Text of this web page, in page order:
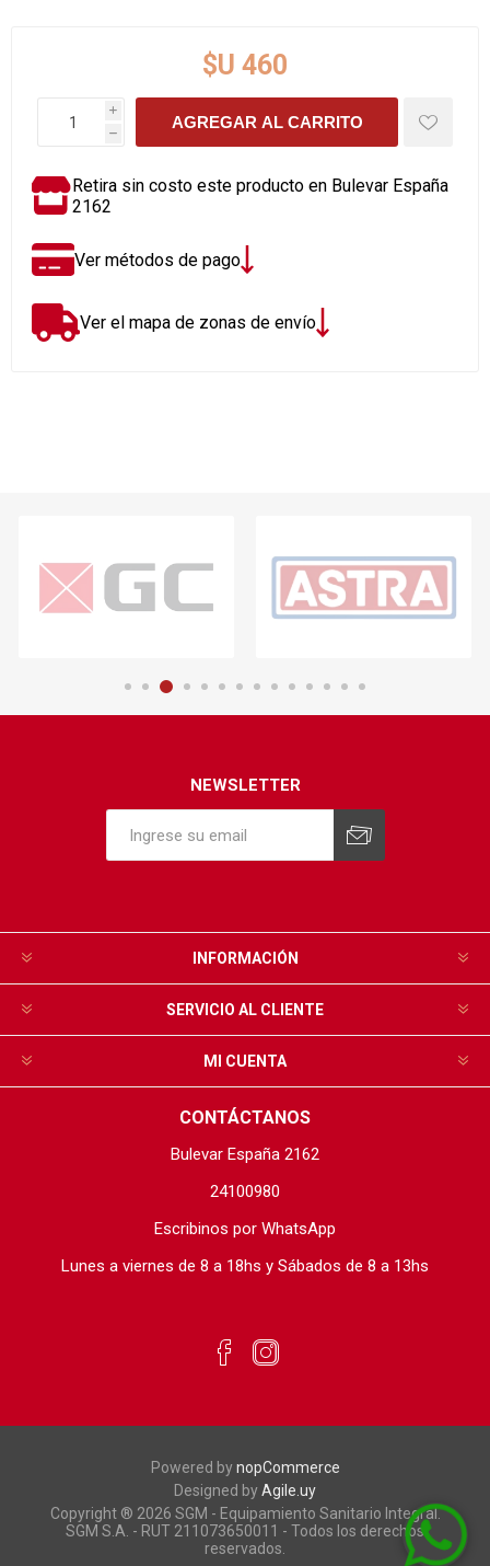
$U 460
i
h
AGREGAR AL CARRITO
Retira sin costo este producto en Bulevar España
2162
Ver métodos de pago
Ver el mapa de zonas de envío
NEWSLETTER
INFORMACIÓN
SERVICIO AL CLIENTE
MI CUENTA
CONTÁCTANOS
Bulevar España 2162
24100980
Escribinos por WhatsApp
Lunes a viernes de 8 a 18hs y Sábados de 8 a 13hs
Powered bynopCommerce
Designed byAgile.uy
Copyright ® 2026 SGM - Equipamiento Sanitario Integral.
SGM S.A. - RUT 211073650011 - Todos los derechos
reservados.